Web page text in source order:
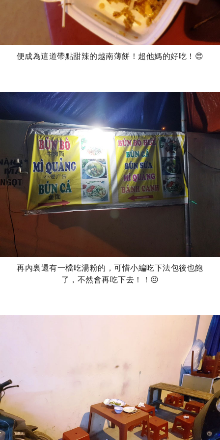
便成為這道帶點甜辣的越南薄餅！超他媽的好吃！😍
再內裏還有一檔吃湯粉的，可惜小編吃下法包後也飽
了，不然會再吃下去！！😣